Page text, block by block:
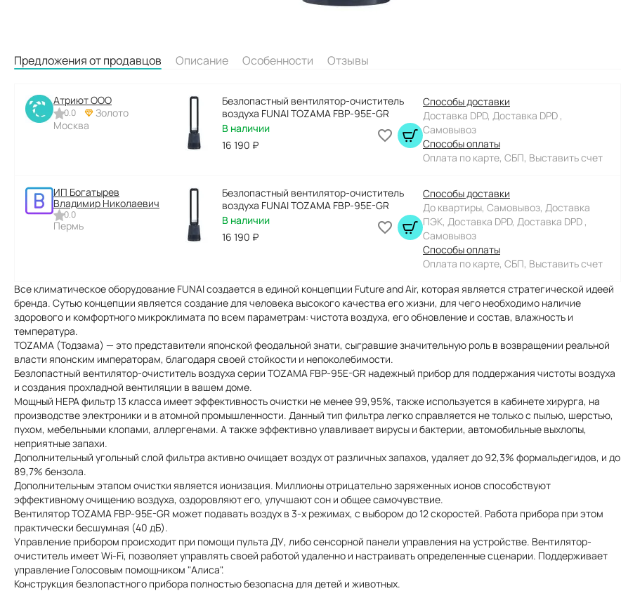
Предложения от продавцов Описание Особенности Отзывы
Атриют ООО
0.0
Золото
Москва
Безлопастный вентилятор-очиститель
воздуха FUNAI TOZAMA FBP-95E-GR
В наличии
16 190 ₽
Способы доставки
Доставка DPD, Доставка DPD ,
Самовывоз
Способы оплаты
Оплата по карте, СБП, Выставить счет
ИП Богатырев
Владимир Николаевич
0.0
Пермь
Безлопастный вентилятор-очиститель
воздуха FUNAI TOZAMA FBP-95E-GR
В наличии
16 190 ₽
Способы доставки
До квартиры, Самовывоз, Доставка
ПЭК, Доставка DPD, Доставка DPD ,
Самовывоз
Способы оплаты
Оплата по карте, СБП, Выставить счет
Все климатическое оборудование FUNAI создается в единой концепции Future and Air, которая является стратегической идеей
бренда. Сутью концепции является создание для человека высокого качества его жизни, для чего необходимо наличие
здорового и комфортного микроклимата по всем параметрам: чистота воздуха, его обновление и состав, влажность и
температура.
TOZAMA (Тодзама) — это представители японской феодальной знати, сыгравшие значительную роль в возвращении реальной
власти японским императорам, благодаря своей стойкости и непоколебимости.
Безлопастный вентилятор-очиститель воздуха серии TOZAMA FBP-95E-GR надежный прибор для поддержания чистоты воздуха
и создания прохладной вентиляции в вашем доме.
Мощный HEPA фильтр 13 класса имеет эффективность очистки не менее 99,95%, также используется в кабинете хирурга, на
производстве электроники и в атомной промышленности. Данный тип фильтра легко справляется не только с пылью, шерстью,
пухом, мебельными клопами, аллергенами. А также эффективно улавливает вирусы и бактерии, автомобильные выхлопы,
неприятные запахи.
Дополнительный угольный слой фильтра активно очищает воздух от различных запахов, удаляет до 92,3% формальдегидов, и до
89,7% бензола.
Дополнительным этапом очистки является ионизация. Миллионы отрицательно заряженных ионов способствуют
эффективному очищению воздуха, оздоровляют его, улучшают сон и общее самочувствие.
Вентилятор TOZAMA FBP-95E-GR может подавать воздух в 3-х режимах, с выбором до 12 скоростей. Работа прибора при этом
практически бесшумная (40 дБ).
Управление прибором происходит при помощи пульта ДУ, либо сенсорной панели управления на устройстве. Вентилятор-
очиститель имеет Wi-Fi, позволяет управлять своей работой удаленно и настраивать определенные сценарии. Поддерживает
управление Голосовым помощником "Алиса".
Конструкция безлопастного прибора полностью безопасна для детей и животных.